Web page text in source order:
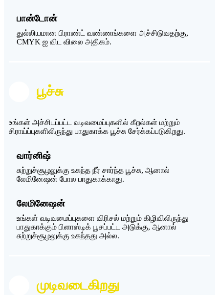
பான்டோன்
துல்லியமான பிராண்ட் வண்ணங்களை அச்சிடுவதற்கு,
CMYK ஐ விட விலை அதிகம்.
பூச்சு
உங்கள் அச்சிடப்பட்ட வடிவமைப்புகளில் கீறல்கள் மற்றும்
சிராய்ப்புகளிலிருந்து பாதுகாக்க பூச்சு சேர்க்கப்படுகிறது.
வார்னிஷ்
சுற்றுச்சூழலுக்கு உகந்த நீர் சார்ந்த பூச்சு, ஆனால்
லேமினேஷன் போல பாதுகாக்காது.
லேமினேஷன்
உங்கள் வடிவமைப்புகளை விரிசல் மற்றும் கிழிவிலிருந்து
பாதுகாக்கும் பிளாஸ்டிக் பூசப்பட்ட அடுக்கு, ஆனால்
சுற்றுச்சூழலுக்கு உகந்தது அல்ல.
முடிவடைகிறது